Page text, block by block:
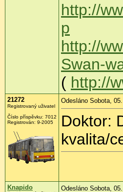
http://
p
http://
Swan-
( http://
21272
Registrovaný uživatel
Číslo příspěvku: 7012
Registrován: 9-2005
Odesláno Sobota,
Doktor:
kvalita/
Knapido Odesláno Sobota,